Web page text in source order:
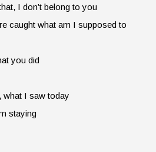
I don’t belong to you
caught what am I supposed to
you did
what I saw today
staying